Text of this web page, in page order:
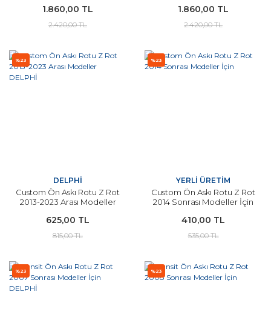
1.860,00 TL
2.420,00 TL
1.860,00 TL
2.420,00 TL
%23
DELPHİ
Custom Ön Askı Rotu Z Rot
2013-2023 Arası Modeller
625,00 TL
815,00 TL
%23
YERLİ ÜRETİM
Custom Ön Askı Rotu Z Rot
2014 Sonrası Modeller İçin
410,00 TL
535,00 TL
%23 %23